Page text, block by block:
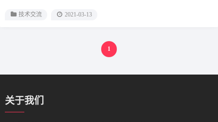
技术交流 2021-03-13
1
关于我们